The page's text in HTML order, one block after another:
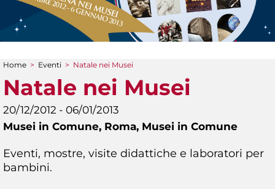
Tu sei qui
Home > Eventi > Natale nei Musei
Natale nei Musei
20/12/2012 - 06/01/2013
Musei in Comune, Roma, Musei in Comune
Eventi, mostre, visite didattiche e laboratori per
bambini.